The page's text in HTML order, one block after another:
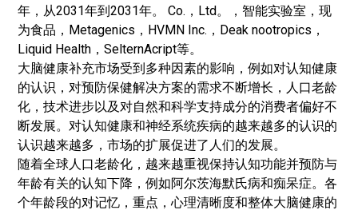
年，从2031年到2031年。 Co.，Ltd。，智能实验室，现
为食品，Metagenics，HVMN Inc.，Deak nootropics，
Liquid Health，SelternAcript等。
大脑健康补充市场受到多种因素的影响，例如对认知健康
的认识，对预防保健解决方案的需求不断增长，人口老龄
化，技术进步以及对自然和科学支持成分的消费者偏好不
断发展。对认知健康和神经系统疾病的越来越多的认识的
认识越来越多，市场的扩展促进了人们的发展。
随着全球人口老龄化，越来越重视保持认知功能并预防与
年龄有关的认知下降，例如阿尔茨海默氏病和痴呆症。各
个年龄段的对记忆，重点，心理清晰度和整体大脑健康的